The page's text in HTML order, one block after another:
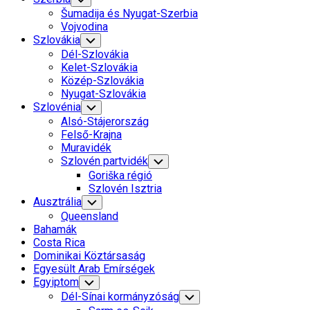
Child
Menu
Šumadija és Nyugat-Szerbia
Vojvodina
Szlovákia Toggle
Child
Menu
Dél-Szlovákia
Kelet-Szlovákia
Közép-Szlovákia
Nyugat-Szlovákia
Szlovénia Toggle
Child
Menu
Alsó-Stájerország
Felső-Krajna
Muravidék
Szlovén partvidék Toggle
Child
Menu
Goriška régió
Szlovén Isztria
Ausztrália Toggle
Child
Menu
Queensland
Bahamák
Costa Rica
Dominikai Köztársaság
Egyesült Arab Emírségek
Egyiptom Toggle
Child
Menu
Dél-Sínai kormányzóság Toggle
Child